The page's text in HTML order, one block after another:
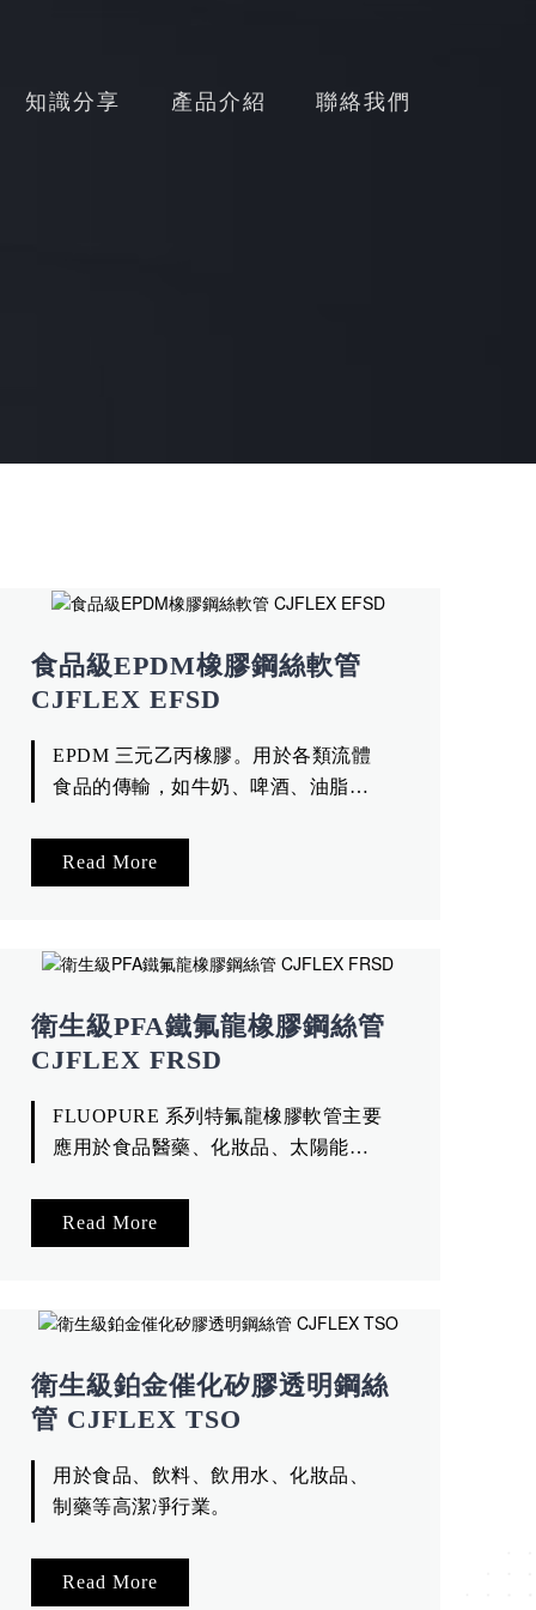
知識分享 產品介紹 聯絡我們
食品級EPDM橡膠鋼絲軟管
CJFLEX EFSD
EPDM 三元乙丙橡膠。用於各類流體
食品的傳輸，如牛奶、啤酒、油脂、
Read More
衛生級PFA鐵氟龍橡膠鋼絲管
CJFLEX FRSD
FLUOPURE 系列特氟龍橡膠軟管主要
應用於食品醫藥、化妝品、太陽能、
Read More
衛生級鉑金催化矽膠透明鋼絲
管 CJFLEX TSO
用於食品、飲料、飲用水、化妝品、
制藥等高潔凈行業。
Read More